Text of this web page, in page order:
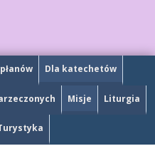
Dla katechetów
Misje Liturgia